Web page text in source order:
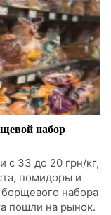
набор
с 33 до 20 грн/кг,
помидоры и
набора
пошли на рынок.